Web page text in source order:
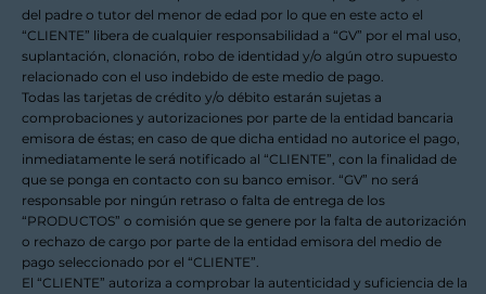
del padre o tutor del menor de edad por lo que en este acto el
“CLIENTE” libera de cualquier responsabilidad a “GV” por el mal uso,
suplantación, clonación, robo de identidad y/o algún otro supuesto
relacionado con el uso indebido de este medio de pago.
Todas las tarjetas de crédito y/o débito estarán sujetas a
comprobaciones y autorizaciones por parte de la entidad bancaria
emisora de éstas; en caso de que dicha entidad no autorice el pago,
inmediatamente le será notificado al “CLIENTE”, con la finalidad de
que se ponga en contacto con su banco emisor. “GV” no será
responsable por ningún retraso o falta de entrega de los
“PRODUCTOS” o comisión que se genere por la falta de autorización
o rechazo de cargo por parte de la entidad emisora del medio de
pago seleccionado por el “CLIENTE”.
El “CLIENTE” autoriza a comprobar la autenticidad y suficiencia de la